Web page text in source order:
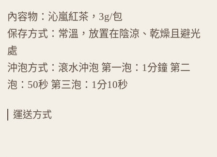
內容物：沁嵐紅茶，3g/包
保存方式：常溫，放置在陰涼、乾燥且避光
處
沖泡方式：滾水沖泡 第一泡：1分鐘 第二
泡：50秒 第三泡：1分10秒
運送方式